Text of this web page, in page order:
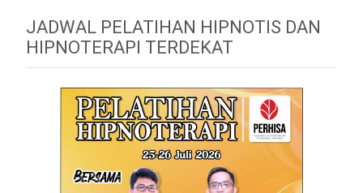
navigation
JADWAL PELATIHAN HIPNOTIS DAN
HIPNOTERAPI TERDEKAT